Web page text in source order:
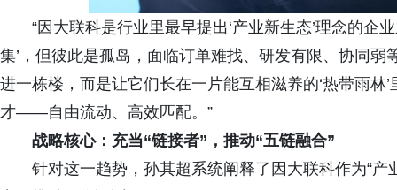
“因大联科是行业里最早提出‘产业新生态’理念的企
集’，但彼此是孤岛，面临订单难找、研发有限、协同弱
进一栋楼，而是让它们长在一片能互相滋养的‘热带雨
才——自由流动、高效匹配。”
战略核心：充当“链接者”，推动“五链融合”
针对这一趋势，孙其超系统阐释了因大联科作为“